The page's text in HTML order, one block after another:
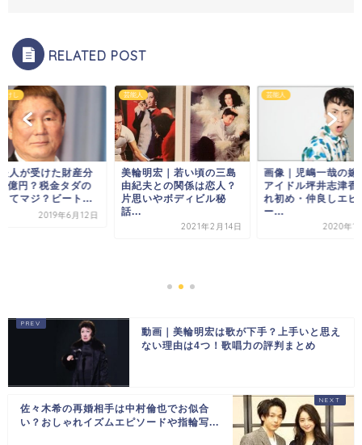
RELATED POST
けし
人が受けた財産分
億円？税金タダの
てマジ？ビート...
2019年6月12日
芸能人
美輪明宏｜若い頃の三島
由紀夫との関係は恋人？
片思いやボディビル秘
話...
2021年2月14日
芸能人
画像｜児嶋一哉の嫁
アイドル坪井志津香
れ初め・仲良しエピ
ー...
2020年
動画｜美輪明宏は歌が下手？上手いと思え
ない理由は4つ！歌唱力の評判まとめ
佐々木希の再婚相手は中村倫也でお似合
い？おしゃれイズムエピソードや指輪写...